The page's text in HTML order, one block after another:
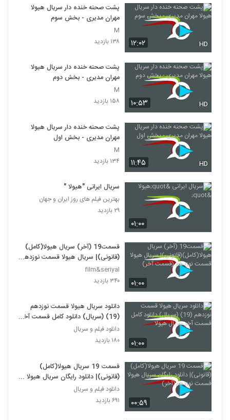
۱۲:۰۲ HD
پشت صحنه خنده دار سریال هیولا
مهران مدیری - بخش سوم
M
۱۳۸ بازدید
۱۰:۵۳ HD
پشت صحنه خنده دار سریال هیولا
مهران مدیری - بخش دوم
M
۱۵۸ بازدید
۱۱:۴۵ HD
پشت صحنه خنده دار سریال هیولا
مهران مدیری - بخش اول
M
۱۳۴ بازدید
۰۱:۰۰
سریال ایرانی "هیولا "
بهترین فیلم های روز ایران و جهان
۲۹ بازدید
۰۱:۰۰
قسمت19 (آخر) سریال هیولا(کامل)
(قانونی)| سریال هیولا قسمت نوزدهم
(قسمت آخر)
film&seriyal
۳۴۰ بازدید
۰۱:۰۰
دانلود سریال هیولا قسمت نوزدهم
(19) (سریال) دانلود کامل قسمت آخر
سریال هیولا
دانلود فیلم و سریال
۱۸۰ بازدید
۰۰:۵۹
قسمت 19 سریال هیولا(کامل)
(قانونی)| دانلود رایگان سریال هیولا
قسمت نوزدهم(آخر)
دانلود فیلم و سریال
۶۹۱ بازدید